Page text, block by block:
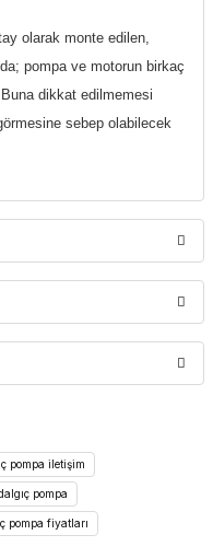
olarak monte edilen,
pompa ve motorun birkaç
dikkat edilmemesi
sebep olabilecek
yapın!
öneri formunu
pompa iletişim
pompa
pompa fiyatları